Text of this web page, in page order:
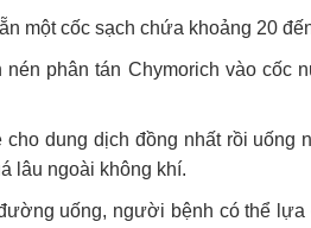
một cốc sạch chứa khoảng 20
nén phân tán Chymorich vào cốc
cho dung dịch đồng nhất rồi
lâu ngoài không khí.
uống, người bệnh có thể